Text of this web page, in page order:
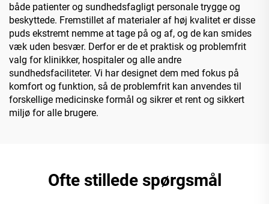
både patienter og sundhedsfagligt personale trygge og
beskyttede. Fremstillet af materialer af høj kvalitet er disse
puds ekstremt nemme at tage på og af, og de kan smides
væk uden besvær. Derfor er de et praktisk og problemfrit
valg for klinikker, hospitaler og alle andre
sundhedsfaciliteter. Vi har designet dem med fokus på
komfort og funktion, så de problemfrit kan anvendes til
forskellige medicinske formål og sikrer et rent og sikkert
miljø for alle brugere.
Ofte stillede spørgsmål